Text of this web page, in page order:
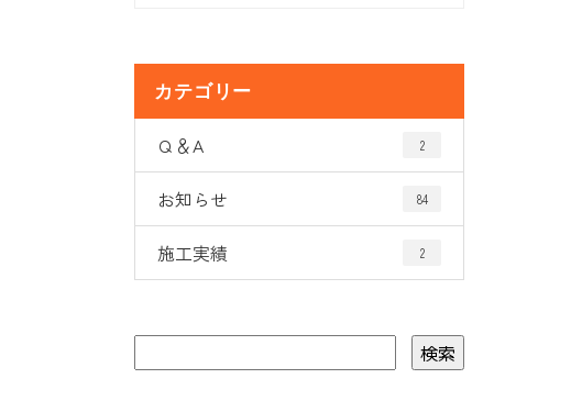
カテゴリー
Ｑ＆A 2
お知らせ 84
施工実績 2